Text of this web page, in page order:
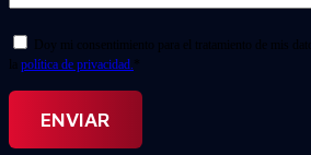
Doy mi consentimiento para el tratamiento de mis
la política de privacidad. *